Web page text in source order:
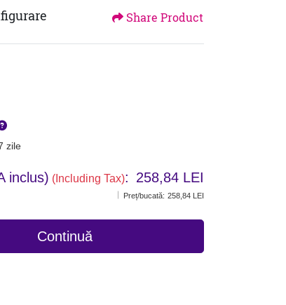
Share Product
zile
inclus) (Including Tax): 258,84 LEI
Preț/bucată: 258,84 LEI
Continuă